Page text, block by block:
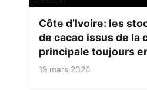
Côte d’Ivoire: les
de cacao issus de la
principale toujours
19 mars 2026